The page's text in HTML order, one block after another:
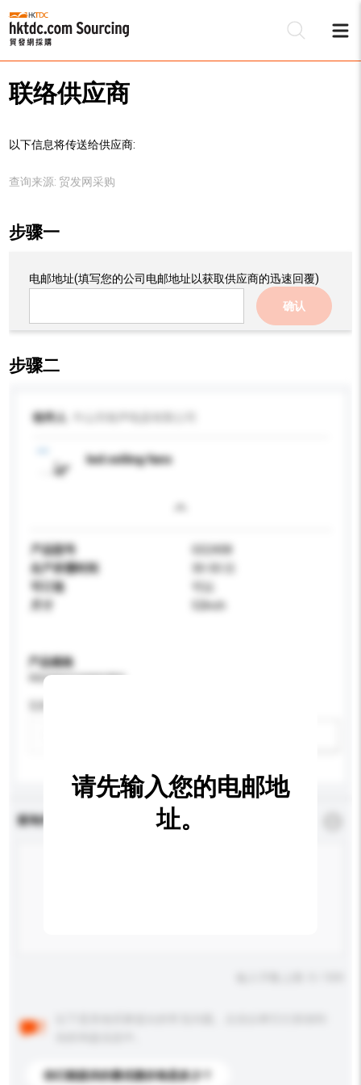
联络供应商
以下信息将传送给供应商:
查询来源: 贸发网采购
步骤一
电邮地址(填写您的公司电邮地址以获取供应商的迅速回覆)
确认
步骤二
收件人
led ceiling fans
产品型号
GS2408
生产所需时间
30-50 日
可订造
可以
52Inch
产品规格
请提供您对产品的特定要求。
查询内容
你们能提供的最优惠价格是多少？
请先输入您的电邮地
址。